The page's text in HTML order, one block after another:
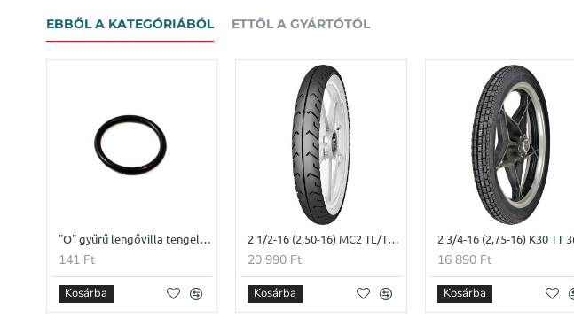
EBBŐL A KATEGÓRIÁBÓL ETTŐL A GYÁRTÓTÓL
"O" gyűrű lengővilla tengelyhez JAWA 559 PANELKA-250 25X3mm
141 Ft
Kosárba
2 1/2-16 (2,50-16) MC2 TL/TT 42J fehér oldalú Mitas moped gumi
20 990 Ft
Kosárba
16 890 Ft
Kosárba